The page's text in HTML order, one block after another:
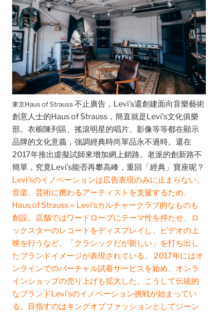
東京Haus of Strauss不止廣告，Levi’s還創建面向音樂藝術
創意人士的Haus of Strauss，簡直就是Levi’s文化俱樂
部。衣櫥陳列區、搖滾明星的唱片、影像等等都在顯示
品牌的文化意義，強調經典時尚單品永不過時。還在
2017年推出虛擬試師來增加網上銷路。老派的創新路不
簡單，究竟Levi’s能否再攀高峰，重回「經典」寶座呢？
Levi’sのイノベーションは広告表現のみに止まらない。
音楽、芸術に携わるアーティストを支援するため、
Haus of Strauss＝Levi’sカルチャークラブ的なものも
創設。店舗ではワードローブにテーマ性を持たせ、ロ
ックスターのレコードをディスプレイし、ビデオの上
映を行うなど、「クラシックだが新しい」を打ち出し
たブランドイメージが表現されている。 2017年にはオ
ンラインでのバーチャル試着サービスを始め、オンラ
インショップの売り上げも拡大した。こうして伝統的
なブランドLevi’sのイノベーション挑戦が始まってい
る。目指すのはキングオブファッションとしてジーン